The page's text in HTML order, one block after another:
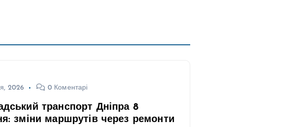
2026 0 Коментарі
транспорт Дніпра 8
зміни маршрутів через ремонти